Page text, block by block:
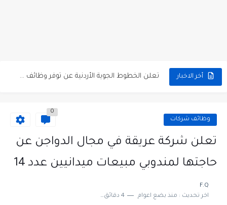
أخر الاخبار تعلن الخطوط الجوية الأردنية عن توفر وظائف شاغرة لمضيفي طيران
مطلوب عامل نظافة عدد 2 بدوام كامل او جزئي في...
مطلوب موظفين لدى شركه صناعيه رائده مهندسين في الاردن
وظائف شركات
0
تعلن شركة عريقة في مجال الدواجن عن
حاجتها لمندوبي مبيعات ميدانيين عدد 14
F.Q
اخر تحديث : منذ بضع اعوام 4 دقائق للقراءة